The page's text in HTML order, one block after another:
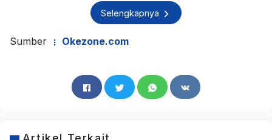
Selengkapnya
Sumber Okezone.com